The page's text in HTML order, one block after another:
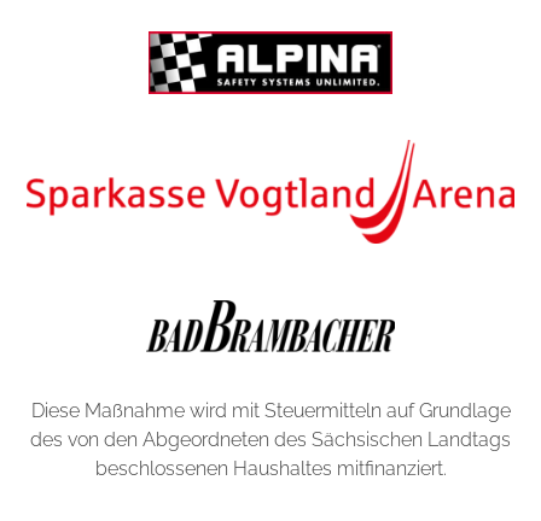
Diese Maßnahme wird mit Steuermitteln auf Grundlage
des von den Abgeordneten des Sächsischen Landtags
beschlossenen Haushaltes mitfinanziert.